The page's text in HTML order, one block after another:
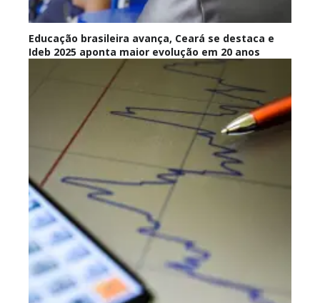
Educação brasileira avança, Ceará se destaca e
Ideb 2025 aponta maior evolução em 20 anos